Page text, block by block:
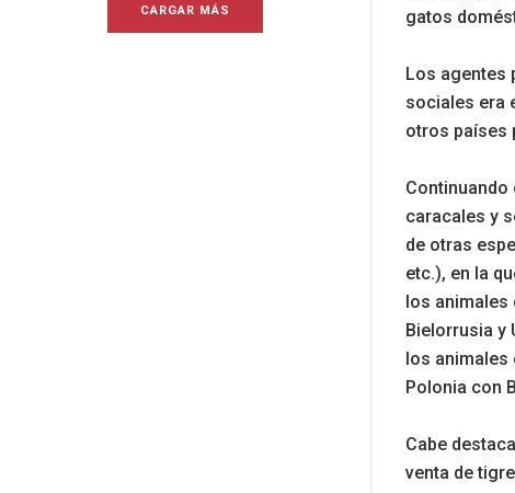
CARGAR MÁS
gatos
Los agentes
sociales era
otros países
caracales y
de otras
etc.), en la
los animales
Bielorrusia y
los animales
Polonia con
Cabe
venta de